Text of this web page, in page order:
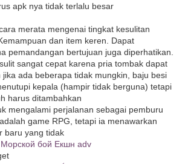
apk nya tidak terlalu besar
merata mengenai tingkat kesulitan
dan item keren. Dapat
pemandangan bertujuan juga diperhatikan.
sangat cepat karena pria tombak dapat
ada beberapa tidak mungkin, baju besi
kepala (hampir tidak berguna) tetapi
harus ditambahkan
mengalami perjalanan sebagai pemburu
game RPG, tetapi ia menawarkan
baru yang tidak
бой Екшн adv